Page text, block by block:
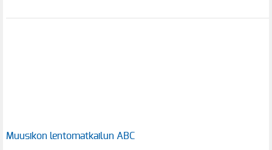
Muusikon lentomatkailun ABC